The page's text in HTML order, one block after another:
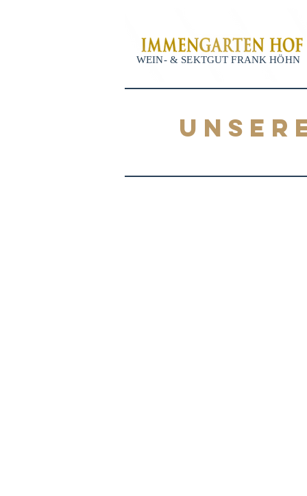
WEIN- & SEKTGUT FRANK HÖHN